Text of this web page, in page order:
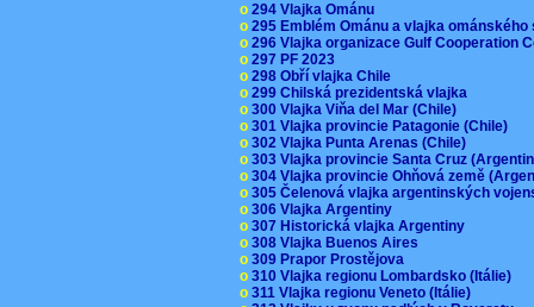
o 294 Vlajka Ománu
o 295 Emblém Ománu a vlajka
o 296 Vlajka organizace Gulf Cooperation
o 297 PF 2023
o 298 Obří vlajka Chile
o 299 Chilská prezidentská vlajka
o 300 Vlajka Viňa del Mar (Chile)
o 301 Vlajka provincie Patagonie (Chile)
o 302 Vlajka Punta Arenas (Chile)
o 303 Vlajka provincie Santa Cruz
o 304 Vlajka provincie Ohňová země
o 305 Čelenová vlajka argentinských
o 306 Vlajka Argentiny
o 307 Historická vlajka Argentiny
o 308 Vlajka Buenos Aires
o 309 Prapor Prostějova
o 310 Vlajka regionu Lombardsko (Itálie)
o 311 Vlajka regionu Veneto (Itálie)